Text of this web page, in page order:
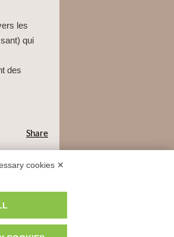
les
qui
des
Share
cookies ✕